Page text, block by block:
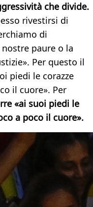
che divide.
rivestirsi di
di
paure o la
Per questo il
piedi le corazze
il cuore». Per
«ai suoi piedi le
a poco il cuore».